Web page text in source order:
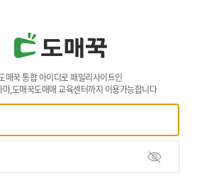
매꾹 통합 아이디로 패밀리사이트인
마,도매꾹도매매 교육센터까지 이용가능합니다